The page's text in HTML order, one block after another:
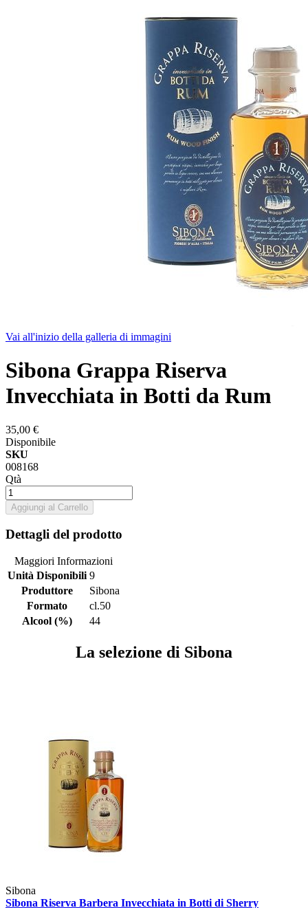
Vai all'inizio della galleria di immagini
Sibona Grappa Riserva
Invecchiata in Botti da Rum
35,00 €
Disponibile
SKU
008168
Qtà
Aggiungi al Carrello
Dettagli del prodotto
Maggiori Informazioni
Unità Disponibili 9
Produttore
Sibona
Formato
cl.50
Alcool (%)
44
La selezione di Sibona
Sibona
Sibona Riserva Barbera Invecchiata in Botti di Sherry